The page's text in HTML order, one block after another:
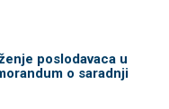
poslodavaca u
o saradnji